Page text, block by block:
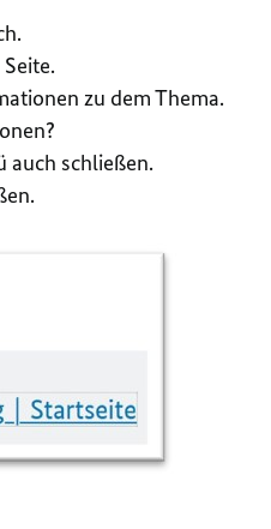
zu dem Thema.
auch schließen.